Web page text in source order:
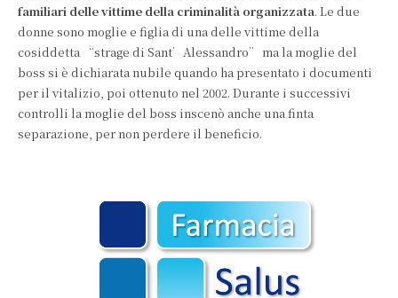
familiari delle vittime della criminalità organizzata. Le due
donne sono moglie e figlia di una delle vittime della
cosiddetta “strage di Sant’Alessandro” ma la moglie del
boss si è dichiarata nubile quando ha presentato i documenti
per il vitalizio, poi ottenuto nel 2002. Durante i successivi
controlli la moglie del boss inscenò anche una finta
separazione, per non perdere il beneficio.